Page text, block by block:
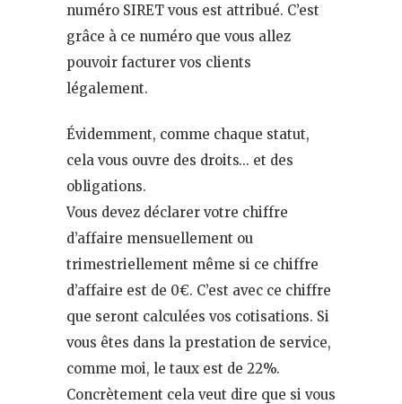
numéro SIRET vous est attribué. C’est
grâce à ce numéro que vous allez
pouvoir facturer vos clients
légalement.
Évidemment, comme chaque statut,
cela vous ouvre des droits… et des
obligations.
Vous devez déclarer votre chiffre
d’affaire mensuellement ou
trimestriellement même si ce chiffre
d’affaire est de 0€. C’est avec ce chiffre
que seront calculées vos cotisations. Si
vous êtes dans la prestation de service,
comme moi, le taux est de 22%.
Concrètement cela veut dire que si vous